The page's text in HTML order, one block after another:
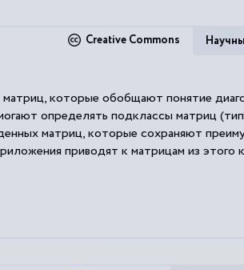
которые обобщают понятие
определять подклассы матриц
матриц, которые сохраняют
приводят к матрицам из этого
Creative Commons